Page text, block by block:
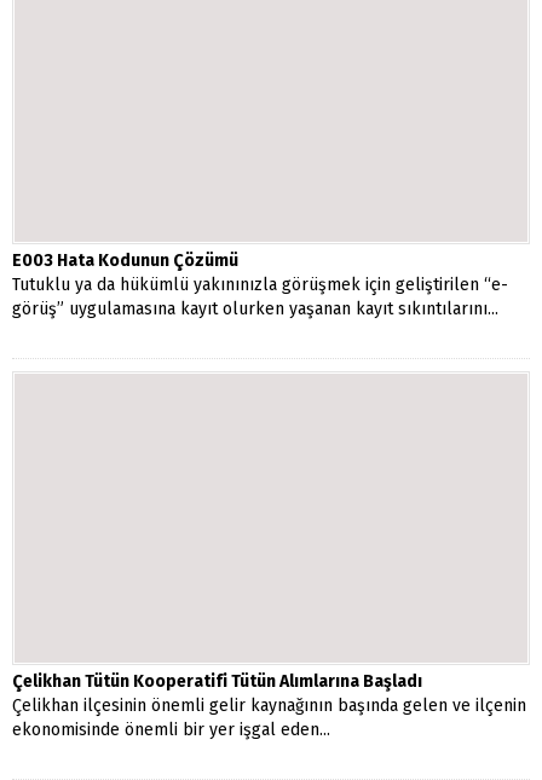
E003 Hata Kodunun Çözümü
Tutuklu ya da hükümlü yakınınızla görüşmek için geliştirilen “e-
görüş” uygulamasına kayıt olurken yaşanan kayıt sıkıntılarını...
Çelikhan Tütün Kooperatifi Tütün Alımlarına Başladı
Çelikhan ilçesinin önemli gelir kaynağının başında gelen ve ilçenin
ekonomisinde önemli bir yer işgal eden...